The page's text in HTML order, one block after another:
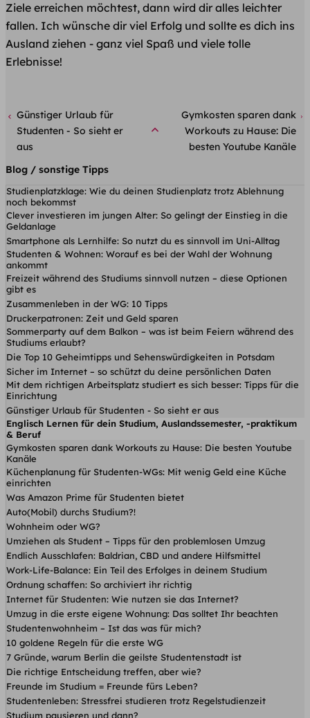
Ziele erreichen möchtest, dann wird dir alles leichter
fallen. Ich wünsche dir viel Erfolg und sollte es dich ins
Ausland ziehen - ganz viel Spaß und viele tolle
Erlebnisse!
Günstiger Urlaub für
Studenten - So sieht er
aus
Gymkosten sparen dank
Workouts zu Hause: Die
besten Youtube Kanäle
Blog / sonstige Tipps
Studienplatzklage: Wie du deinen Studienplatz trotz Ablehnung
noch bekommst
Clever investieren im jungen Alter: So gelingt der Einstieg in die
Geldanlage
Smartphone als Lernhilfe: So nutzt du es sinnvoll im Uni-Alltag
Studenten & Wohnen: Worauf es bei der Wahl der Wohnung
ankommt
Freizeit während des Studiums sinnvoll nutzen – diese Optionen
gibt es
Zusammenleben in der WG: 10 Tipps
Druckerpatronen: Zeit und Geld sparen
Sommerparty auf dem Balkon – was ist beim Feiern während des
Studiums erlaubt?
Die Top 10 Geheimtipps und Sehenswürdigkeiten in Potsdam
Sicher im Internet – so schützt du deine persönlichen Daten
Mit dem richtigen Arbeitsplatz studiert es sich besser: Tipps für die
Einrichtung
Günstiger Urlaub für Studenten - So sieht er aus
Englisch Lernen für dein Studium, Auslandssemester, -praktikum
& Beruf
Gymkosten sparen dank Workouts zu Hause: Die besten Youtube
Kanäle
Küchenplanung für Studenten-WGs: Mit wenig Geld eine Küche
einrichten
Was Amazon Prime für Studenten bietet
Auto(Mobil) durchs Studium?!
Wohnheim oder WG?
Umziehen als Student – Tipps für den problemlosen Umzug
Endlich Ausschlafen: Baldrian, CBD und andere Hilfsmittel
Work-Life-Balance: Ein Teil des Erfolges in deinem Studium
Ordnung schaffen: So archiviert ihr richtig
Internet für Studenten: Wie nutzen sie das Internet?
Umzug in die erste eigene Wohnung: Das solltet Ihr beachten
Studentenwohnheim – Ist das was für mich?
10 goldene Regeln für die erste WG
7 Gründe, warum Berlin die geilste Studentenstadt ist
Die richtige Entscheidung treffen, aber wie?
Freunde im Studium = Freunde fürs Leben?
Studentenleben: Stressfrei studieren trotz Regelstudienzeit
Studium pausieren und dann?